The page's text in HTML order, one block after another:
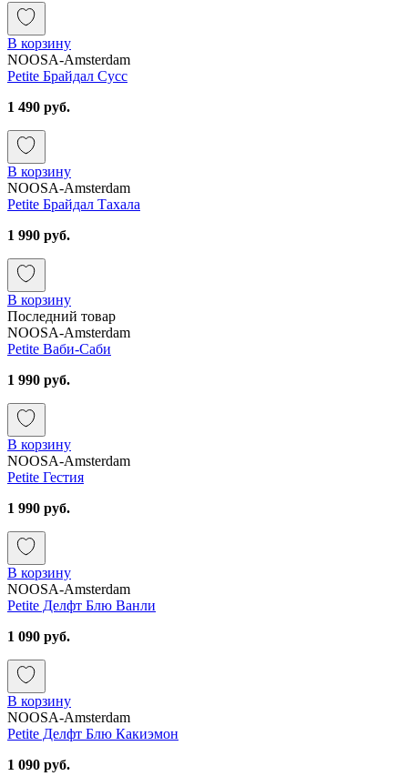
В корзину
NOOSA-Amsterdam
Petite Брайдал Сусс
1 490 руб.
В корзину
NOOSA-Amsterdam
Petite Брайдал Тахала
1 990 руб.
В корзину
Последний товар
NOOSA-Amsterdam
Petite Ваби-Саби
1 990 руб.
В корзину
NOOSA-Amsterdam
Petite Гестия
1 990 руб.
В корзину
NOOSA-Amsterdam
Petite Делфт Блю Ванли
1 090 руб.
В корзину
NOOSA-Amsterdam
Petite Делфт Блю Какиэмон
1 090 руб.